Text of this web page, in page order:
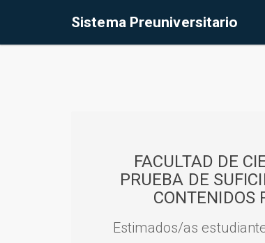
Sistema Preuniversitario
FACULTAD DE
PRUEBA DE
CONTENIDOS
Estimados/as